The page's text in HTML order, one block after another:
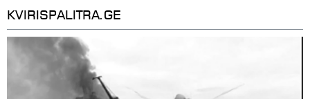
KVIRISPALITRA.GE